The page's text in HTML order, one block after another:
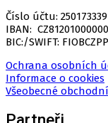
Číslo účtu:
IBAN:
BIC:/SWIFT:
Ochrana osobních
Informace o cookies
Všeobecné